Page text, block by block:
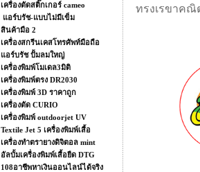
เครื่องตัดสติ๊กเกอร์ cameo
แอร์บรัช-แบบไม่มีเข็ม
สินค้ามือ 2
เครื่องสกรีนเคสโทรศัพท์มือถือ
แอร์บรัช ปั้มลมใหญ่
เครื่องพิมพ์โมเดล3มิติ
เครื่องพิมพ์ตรง DR2030
เครื่องพิมพ์ 3D ราคาถูก
เครื่องตัด CURIO
เครื่องพิมพ์ outdoorjet UV
Textile Jet 5 เครื่องพิมพ์เสื้อ
เครื่องทำตรายางดิจิตอล mint
อัลบั้มเครื่องพิมพ์เสื้อยืด DTG
108อาชีพหาเงินออนไลน์ได้จริง
ทรงเรขาคณิ